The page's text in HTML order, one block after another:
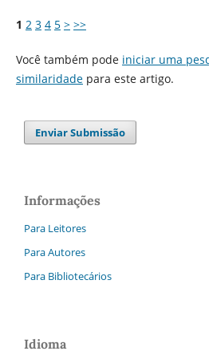
1 2 3 4 5 > >>
Você também pode iniciar uma
similaridadepara este artigo.
Enviar Submissão
Informações
Para Leitores
Para Autores
Para Bibliotecários
Idioma